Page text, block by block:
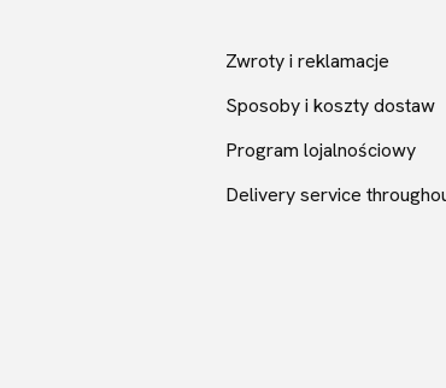
Zwroty i reklamacje
Sposoby i koszty dostaw
Program lojalnościowy
Delivery service